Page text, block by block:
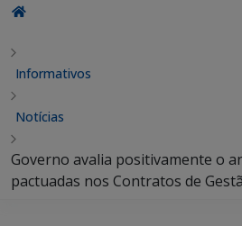
Informativos
Notícias
Governo avalia positivamente o
pactuadas nos Contratos de